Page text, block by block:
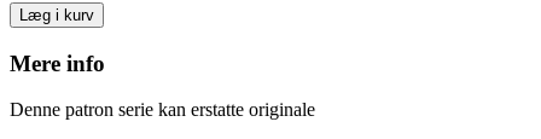
Læg i kurv
Mere info
Denne patron serie kan erstatte originale